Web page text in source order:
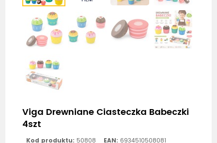
Viga Drewniane Ciasteczka Babeczki
4szt
Kod produktu: 50808 EAN: 6934510508081